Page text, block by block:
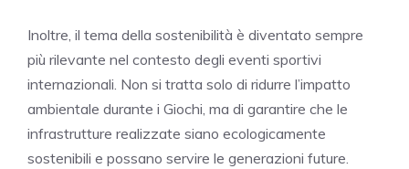
Inoltre, il tema della sostenibilità è diventato sempre
più rilevante nel contesto degli eventi sportivi
internazionali. Non si tratta solo di ridurre l’impatto
ambientale durante i Giochi, ma di garantire che le
infrastrutture realizzate siano ecologicamente
sostenibili e possano servire le generazioni future.